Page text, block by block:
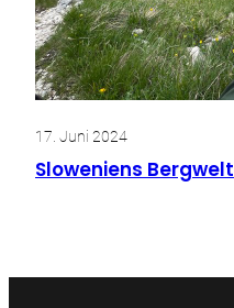
17. Juni 2024
Sloweniens Bergwelt